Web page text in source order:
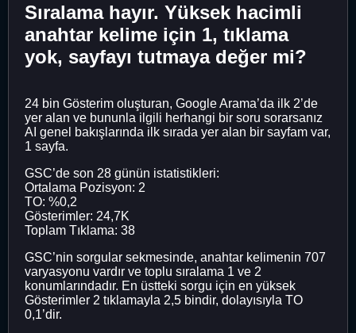
Sıralama hayır. Yüksek hacimli
anahtar kelime için 1, tıklama
yok, sayfayı tutmaya değer mi?
24 bin Gösterim oluşturan, Google Arama’da ilk 2’de
yer alan ve bununla ilgili herhangi bir soru sorarsanız
AI genel bakışlarında ilk sırada yer alan bir sayfam var,
1 sayfa.
GSC’de son 28 günün istatistikleri:
Ortalama Pozisyon: 2
TO: %0,2
Gösterimler: 24,7K
Toplam Tıklama: 38
GSC’nin sorgular sekmesinde, anahtar kelimenin 707
varyasyonu vardır ve toplu sıralama 1 ve 2
konumlarındadır. En üstteki sorgu için en yüksek
Gösterimler 2 tıklamayla 2,5 bindir, dolayısıyla TO
0,1’dir.